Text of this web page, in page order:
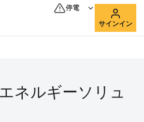
停電
サインイン
ネルギーソリュ